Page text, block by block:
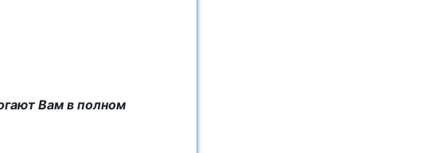
Вам в полном